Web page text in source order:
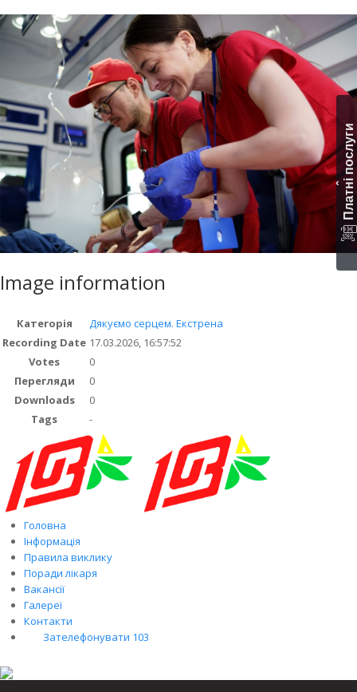
‹ Платні послуги
Image information
Категорія
Дякуємо серцем. Екстрена
Recording Date 17.03.2026, 16:57:52
Votes
0
Перегляди
0
Downloads
0
Tags
-
Головна
Інформація
Правила виклику
Поради лікаря
Вакансії
Галереї
Контакти
Зателефонувати 103